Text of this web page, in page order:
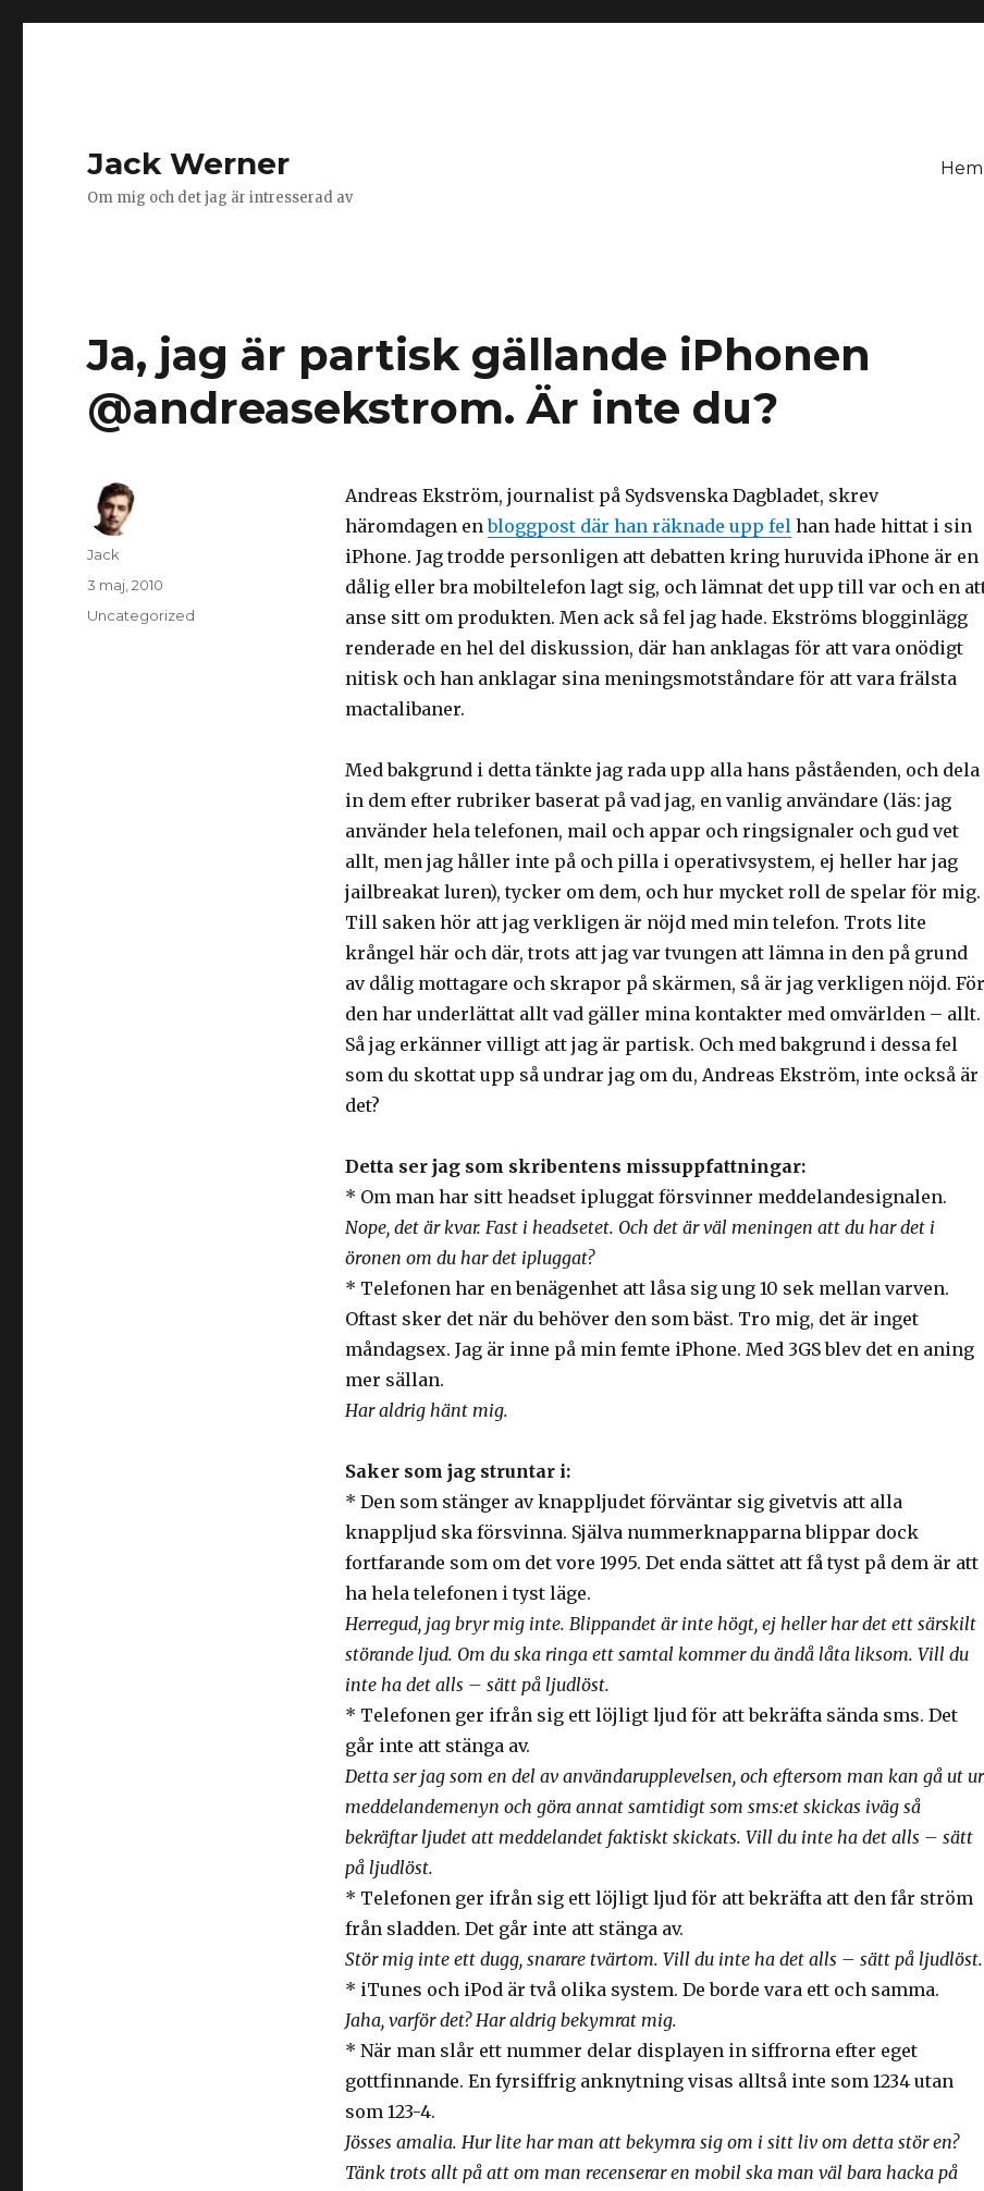
Jack Werner
Om mig och det jag är intresserad av
Hem
Ja, jag är partisk gällande iPhonen
@andreasekstrom. Är inte du?
Andreas Ekström, journalist på Sydsvenska Dagbladet, skrev
häromdagen enbloggpost där han räknade upp felhan hade hittat i sin
iPhone. Jag trodde personligen att debatten kring huruvida iPhone är en
dålig eller bra mobiltelefon lagt sig, och lämnat det upp till var och en
anse sitt om produkten. Men ack så fel jag hade. Ekströms blogginlägg
renderade en hel del diskussion, där han anklagas för att vara onödigt
nitisk och han anklagar sina meningsmotståndare för att vara frälsta
mactalibaner.
Med bakgrund i detta tänkte jag rada upp alla hans påståenden, och dela
in dem efter rubriker baserat på vad jag, en vanlig användare (läs: jag
använder hela telefonen, mail och appar och ringsignaler och gud vet
allt, men jag håller inte på och pilla i operativsystem, ej heller har jag
jailbreakat luren), tycker om dem, och hur mycket roll de spelar för mig.
Till saken hör att jag verkligen är nöjd med min telefon. Trots lite
krångel här och där, trots att jag var tvungen att lämna in den på grund
av dålig mottagare och skrapor på skärmen, så är jag verkligen nöjd. För
den har underlättat allt vad gäller mina kontakter med omvärlden – allt.
Så jag erkänner villigt att jag är partisk. Och med bakgrund i dessa fel
som du skottat upp så undrar jag om du, Andreas Ekström, inte också är
det?
Detta ser jag som skribentens missuppfattningar:
* Om man har sitt headset ipluggat försvinner meddelandesignalen.
Nope, det är kvar. Fast i headsetet. Och det är väl meningen att du har det i
öronen om du har det ipluggat?
* Telefonen har en benägenhet att låsa sig ung 10 sek mellan varven.
Oftast sker det när du behöver den som bäst. Tro mig, det är inget
måndagsex. Jag är inne på min femte iPhone. Med 3GS blev det en aning
mer sällan.
Har aldrig hänt mig.
Saker som jag struntar i:
* Den som stänger av knappljudet förväntar sig givetvis att alla
knappljud ska försvinna. Själva nummerknapparna blippar dock
fortfarande som om det vore 1995. Det enda sättet att få tyst på dem är att
ha hela telefonen i tyst läge.
Herregud, jag bryr mig inte. Blippandet är inte högt, ej heller har det ett särskilt
störande ljud. Om du ska ringa ett samtal kommer du ändå låta liksom. Vill du
inte ha det alls – sätt på ljudlöst.
* Telefonen ger ifrån sig ett löjligt ljud för att bekräfta sända sms. Det
går inte att stänga av.
Detta ser jag som en del av användarupplevelsen, och eftersom man kan gå ut ur
meddelandemenyn och göra annat samtidigt som sms:et skickas iväg så
bekräftar ljudet att meddelandet faktiskt skickats. Vill du inte ha det alls – sätt
på ljudlöst.
* Telefonen ger ifrån sig ett löjligt ljud för att bekräfta att den får ström
från sladden. Det går inte att stänga av.
Stör mig inte ett dugg, snarare tvärtom. Vill du inte ha det alls – sätt på ljudlöst.
* iTunes och iPod är två olika system. De borde vara ett och samma.
Jaha, varför det? Har aldrig bekymrat mig.
* När man slår ett nummer delar displayen in siffrorna efter eget
gottfinnande. En fyrsiffrig anknytning visas alltså inte som 1234 utan
som 123-4.
Jösses amalia. Hur lite har man att bekymra sig om i sitt liv om detta stör en?
Tänk trots allt på att om man recenserar en mobil ska man väl bara hacka på
Författare
Jack
Postat
3 maj, 2010
Kategorier
Uncategorized